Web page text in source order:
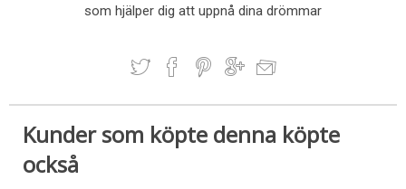
som hjälper dig att uppnå dina drömmar
Kunder som köpte denna köpte
också